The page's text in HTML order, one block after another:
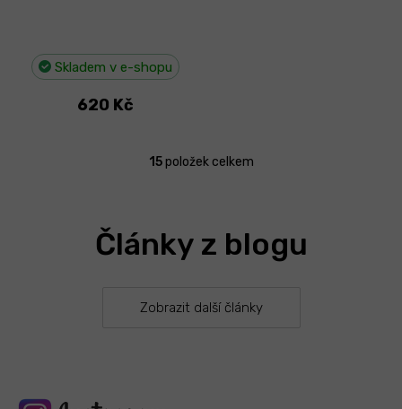
Skladem v e-shopu
620 Kč
O
d
a
p
15položek celkem
Články z blogu
Zobrazit další články